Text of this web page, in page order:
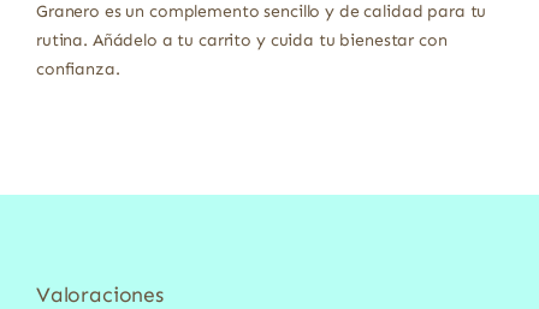
Granero es un complemento sencillo y de calidad para tu
rutina. Añádelo a tu carrito y cuida tu bienestar con
confianza.
Valoraciones